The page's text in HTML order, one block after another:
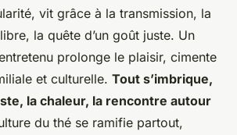
vit grâce à la transmission, la
la quête d’un goût juste. Un
prolonge le plaisir, cimente
et culturelle. Tout s’imbrique,
la chaleur, la rencontre autour
du thé se ramifie partout,